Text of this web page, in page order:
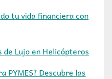
tu vida financiera con
de Lujo en Helicópteros
PYMES? Descubre las